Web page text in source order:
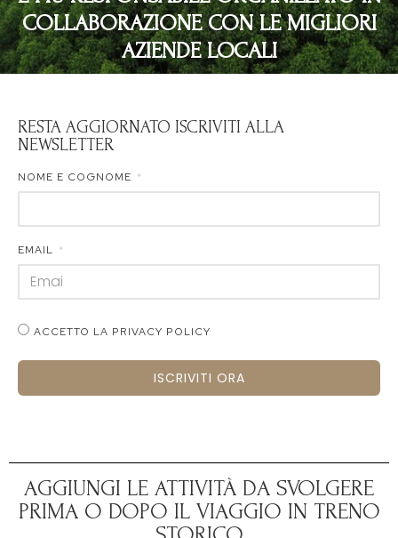
COLLABORAZIONE CON LE MIGLIORI
AZIENDE LOCALI
RESTA AGGIORNATO ISCRIVITI ALLA
NEWSLETTER
NOME E COGNOME
EMAIL
ACCETTO LA PRIVACY POLICY
ISCRIVITI ORA
AGGIUNGI LE ATTIVITÀ DA SVOLGERE
PRIMA O DOPO IL VIAGGIO IN TRENO